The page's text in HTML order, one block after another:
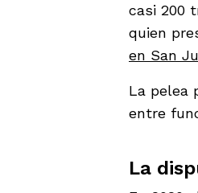
casi 200
quien
en San
La pelea
entre
La